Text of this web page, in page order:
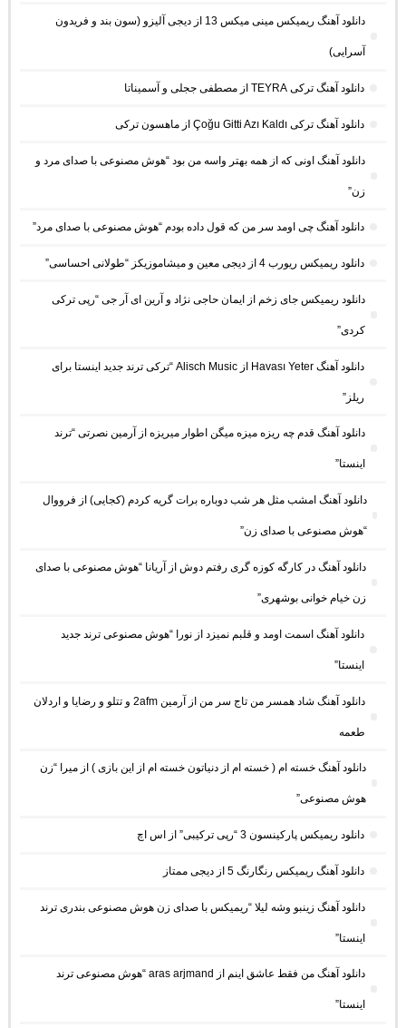
دانلود آهنگ ریمیکس مینی میکس 13 از دیجی آلیزو (سون بند و فریدون
آسرایی)
دانلود آهنگ ترکی TEYRA از مصطفی ججلی و آسمیناتا
دانلود آهنگ ترکی Çoğu Gitti Azı Kaldı از ماهسون ترکی
دانلود آهنگ اونی که از همه بهتر واسه من بود “هوش مصنوعی با صدای مرد و
زن”
دانلود آهنگ چی اومد سر من که قول داده بودم “هوش مصنوعی با صدای مرد”
دانلود ریمیکس ریورب 4 از دیجی معین و میشاموزیکز “طولانی احساسی”
دانلود ریمیکس جای زخم از ایمان حاجی نژاد و آرین ای آر جی “رپی ترکی
کردی”
دانلود آهنگ Havası Yeter از Alisch Music “ترکی ترند جدید اینستا برای
ریلز”
دانلود آهنگ ﻗﺪم ﭼﻪ رﻳﺰه ﻣﻴﺰه ﻣﻴﮕﻦ اﻃﻮار ﻣﻴﺮﻳﺰه از آرمین نصرتی “ترند
اینستا”
دانلود آهنگ امشب مثل هر شب دوباره برات گریه کردم (کجایی) از فرووال
“هوش مصنوعی با صدای زن”
دانلود آهنگ در کارگه کوزه گری رفتم دوش از آریانا “هوش مصنوعی با صدای
زن خیام خوانی بوشهری”
دانلود آهنگ اسمت اومد و قلبم نمیزد از نورا “هوش مصنوعی ترند جدید
اینستا”
دانلود آهنگ شاد همسر من تاج سر من از آرمین 2afm و تتلو و رضایا و اردلان
طعمه
دانلود آهنگ خسته ام ( خسته ام از دنیاتون خسته ام از این بازی ) از میرا “زن
هوش مصنوعی”
دانلود ریمیکس پارکینسون 3 “رپی ترکیبی” از اس اچ
دانلود آهنگ ریمیکس رنگارنگ 5 از دیجی ممتاز
دانلود آهنگ زینبو وشه لیلا “ریمیکس با صدای زن هوش مصنوعی بندری ترند
اینستا”
دانلود آهنگ من فقط عاشق اینم از aras arjmand “هوش مصنوعی ترند
اینستا”